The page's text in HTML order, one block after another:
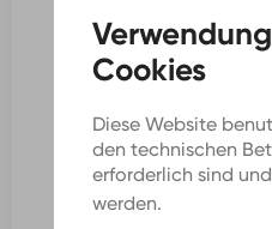
Diese Website
den technischen
erforderlich sind
werden.
Kein Gruß
Kein Echo.
Gedanken
durch den
Piksen in hinterste